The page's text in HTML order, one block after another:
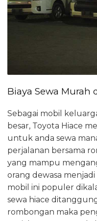
Biaya Sewa Murah
Sebagai mobil
besar, Toyota Hiace
untuk anda sewa
perjalanan bersama
yang mampu
orang dewasa
mobil ini populer
sewa hiace
rombongan maka